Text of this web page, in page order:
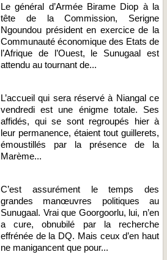
Le général d’Armée Birame Diop à la
tête de la Commission, Serigne
Ngoundou président en exercice de la
Communauté économique des Etats de
l’Afrique de l’Ouest, le Sunugaal est
attendu au tournant de...
L’accueil qui sera réservé à Niangal ce
vendredi est une énigme totale. Ses
affidés, qui se sont regroupés hier à
leur permanence, étaient tout guillerets,
émoustillés par la présence de la
Marème...
C’est assurément le temps des
grandes manœuvres politiques au
Sunugaal. Vrai que Goorgoorlu, lui, n’en
a cure, obnubilé par la recherche
effrénée de la DQ. Mais ceux d’en haut
ne manigancent que pour...